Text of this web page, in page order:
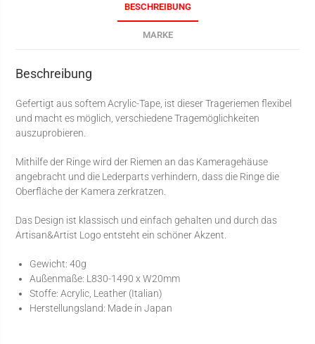
BESCHREIBUNG
MARKE
Beschreibung
Gefertigt aus softem Acrylic-Tape, ist dieser Trageriemen flexibel
und macht es möglich, verschiedene Tragemöglichkeiten
auszuprobieren.
Mithilfe der Ringe wird der Riemen an das Kameragehäuse
angebracht und die Lederparts verhindern, dass die Ringe die
Oberfläche der Kamera zerkratzen.
Das Design ist klassisch und einfach gehalten und durch das
Artisan&Artist Logo entsteht ein schöner Akzent.
Gewicht: 40g
Außenmaße: L830-1490 x W20mm
Stoffe: Acrylic, Leather (Italian)
Herstellungsland: Made in Japan